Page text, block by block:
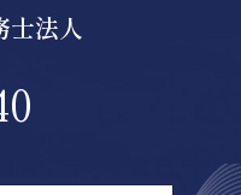
士法人